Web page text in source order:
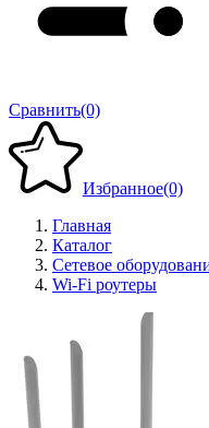
Сравнить(0)
Избранное(0)
Главная
Каталог
Сетевое
Wi-Fi роутеры